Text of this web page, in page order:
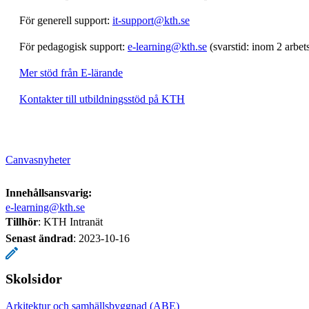
För generell support: it-support@kth.se
För pedagogisk support: e-learning@kth.se (svarstid: inom 2
Mer stöd från E-lärande
Kontakter till utbildningsstöd på KTH
Canvasnyheter
Innehållsansvarig:
e-learning@kth.se
Tillhör: KTH Intranät
Senast ändrad: 2023-10-16
Skolsidor
Arkitektur och samhällsbyggnad (ABE)